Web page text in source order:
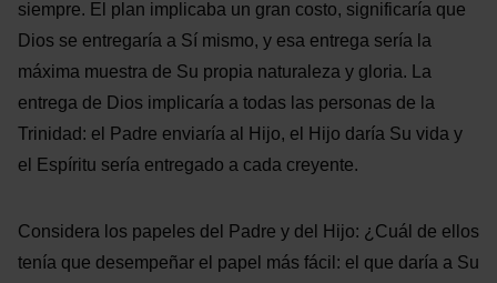
siempre. El plan implicaba un gran costo, significaría que
Dios se entregaría a Sí mismo, y esa entrega sería la
máxima muestra de Su propia naturaleza y gloria. La
entrega de Dios implicaría a todas las personas de la
Trinidad: el Padre enviaría al Hijo, el Hijo daría Su vida y
el Espíritu sería entregado a cada creyente.
Considera los papeles del Padre y del Hijo: ¿Cuál de ellos
tenía que desempeñar el papel más fácil: el que daría a Su